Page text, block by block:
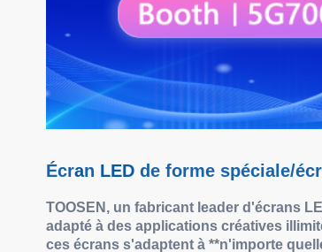
Écran LEDde forme spéciale/
TOOSEN, un fabricant leader d'écrans
adapté à des applications créatives
ces écrans s'adaptent à **n'importe